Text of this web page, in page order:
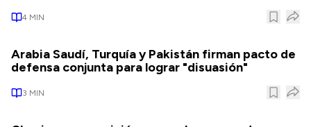
4 MIN
Arabia Saudí, Turquía y Pakistán firman pacto de
defensa conjunta para lograr "disuasión"
3 MIN